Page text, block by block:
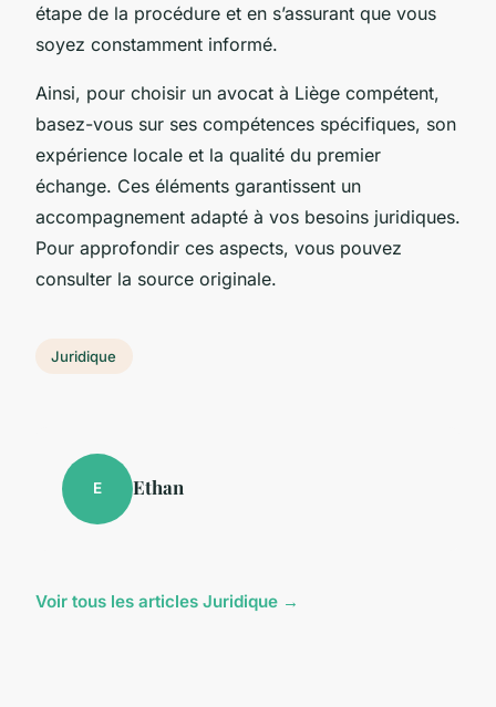
étape de la procédure et en s’assurant que vous
soyez constamment informé.
Ainsi, pour choisir un avocat à Liège compétent,
basez-vous sur ses compétences spécifiques, son
expérience locale et la qualité du premier
échange. Ces éléments garantissent un
accompagnement adapté à vos besoins juridiques.
Pour approfondir ces aspects, vous pouvez
consulter la source originale.
Juridique
E Ethan
Voir tous les articles Juridique →